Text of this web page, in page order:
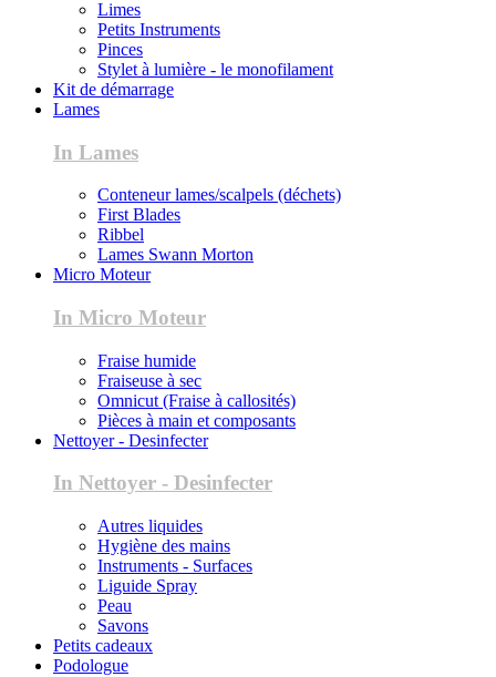
Limes
Petits Instruments
Pinces
Stylet à lumière - le monofilament
Kit de démarrage
Lames
In Lames
Conteneur lames/scalpels (déchets)
First Blades
Ribbel
Lames Swann Morton
Micro Moteur
In Micro Moteur
Fraise humide
Fraiseuse à sec
Omnicut (Fraise à callosités)
Pièces à main et composants
Nettoyer - Desinfecter
In Nettoyer - Desinfecter
Autres liquides
Hygiène des mains
Instruments - Surfaces
Liguide Spray
Peau
Savons
Petits cadeaux
Podologue